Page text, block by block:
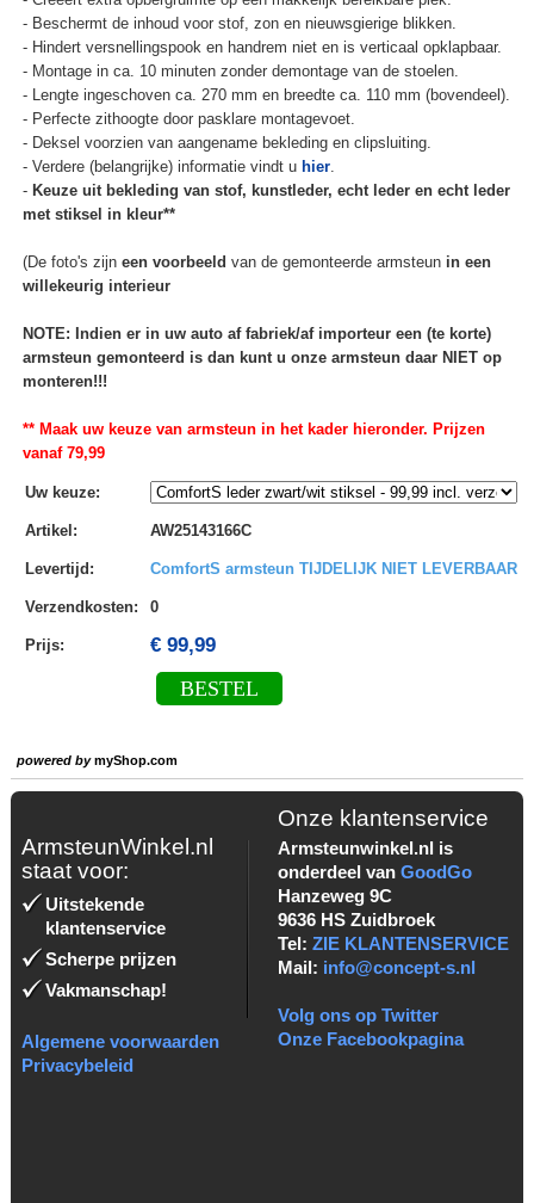
- Beschermt de inhoud voor stof, zon en nieuwsgierige blikken.
- Hindert versnellingspook en handrem niet en is verticaal opklapbaar.
- Montage in ca. 10 minuten zonder demontage van de stoelen.
- Lengte ingeschoven ca. 270 mm en breedte ca. 110 mm (bovendeel).
- Perfecte zithoogte door pasklare montagevoet.
- Deksel voorzien van aangename bekleding en clipsluiting.
- Verdere (belangrijke) informatie vindt u hier.
- Keuze uit bekleding van stof, kunstleder, echt leder en echt leder
met stiksel in kleur**
(De foto's zijn een voorbeeld van de gemonteerde armsteun in een
willekeurig interieur
NOTE: Indien er in uw auto af fabriek/af importeur een (te korte)
armsteun gemonteerd is dan kunt u onze armsteun daar NIET op
monteren!!!
** Maak uw keuze van armsteun in het kader hieronder. Prijzen
vanaf 79,99
Uw keuze:
Artikel : AW25143166C
Levertijd : ComfortS armsteun TIJDELIJK NIET LEVERBAAR
Verzendkosten: 0
Prijs: € 99,99
BESTEL
powered bymyShop.com
ArmsteunWinkel.nl
staat voor:
Uitstekende
klantenservice
Scherpe prijzen
Vakmanschap!
Algemene voorwaarden
Privacybeleid
Onze klantenservice
Armsteunwinkel.nl is
onderdeel van GoodGo
Hanzeweg 9C
9636 HS Zuidbroek
Tel: ZIE KLANTENSERVICE
Mail: info@concept-s.nl
Volg ons op Twitter
Onze Facebookpagina